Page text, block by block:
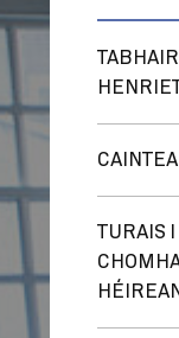
TURAIS